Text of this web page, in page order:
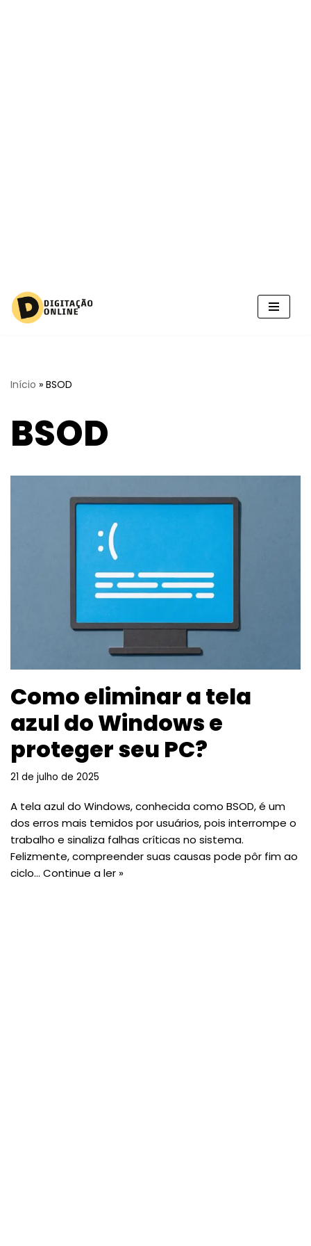
Pular
Início » BSOD
BSOD
Como eliminar a tela
azul do Windows e
proteger seu PC?
21 de julho de 2025
A tela azul do Windows, conhecida como BSOD, é um
dos erros mais temidos por usuários, pois interrompe o
trabalho e sinaliza falhas críticas no sistema.
Felizmente, compreender suas causas pode pôr fim ao
ciclo… Continue a ler »